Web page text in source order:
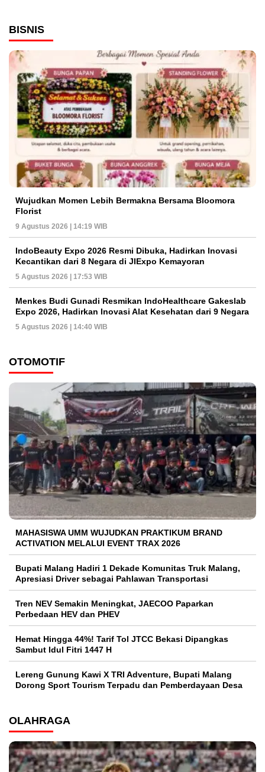
BISNIS
Wujudkan Momen Lebih Bermakna Bersama Bloomora
Florist
9 Agustus 2026 | 14:19 WIB
IndoBeauty Expo 2026 Resmi Dibuka, Hadirkan Inovasi
Kecantikan dari 8 Negara di JIExpo Kemayoran
5 Agustus 2026 | 17:53 WIB
Menkes Budi Gunadi Resmikan IndoHealthcare Gakeslab
Expo 2026, Hadirkan Inovasi Alat Kesehatan dari 9 Negara
5 Agustus 2026 | 14:40 WIB
OTOMOTIF
MAHASISWA UMM WUJUDKAN PRAKTIKUM BRAND
ACTIVATION MELALUI EVENT TRAX 2026
Bupati Malang Hadiri 1 Dekade Komunitas Truk Malang,
Apresiasi Driver sebagai Pahlawan Transportasi
Tren NEV Semakin Meningkat, JAECOO Paparkan
Perbedaan HEV dan PHEV
Hemat Hingga 44%! Tarif Tol JTCC Bekasi Dipangkas
Sambut Idul Fitri 1447 H
Lereng Gunung Kawi X TRI Adventure, Bupati Malang
Dorong Sport Tourism Terpadu dan Pemberdayaan Desa
OLAHRAGA